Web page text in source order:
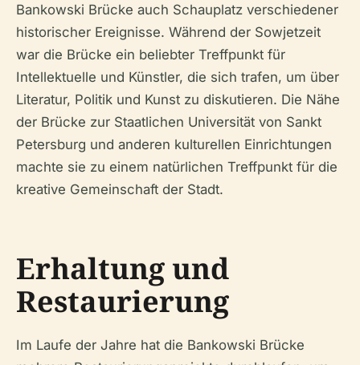
Bankowski Brücke auch Schauplatz verschiedener
historischer Ereignisse. Während der Sowjetzeit
war die Brücke ein beliebter Treffpunkt für
Intellektuelle und Künstler, die sich trafen, um über
Literatur, Politik und Kunst zu diskutieren. Die Nähe
der Brücke zur Staatlichen Universität von Sankt
Petersburg und anderen kulturellen Einrichtungen
machte sie zu einem natürlichen Treffpunkt für die
kreative Gemeinschaft der Stadt.
Erhaltung und
Restaurierung
Im Laufe der Jahre hat die Bankowski Brücke